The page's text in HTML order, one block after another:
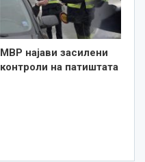
МВР најави засилени
контроли на патиштата